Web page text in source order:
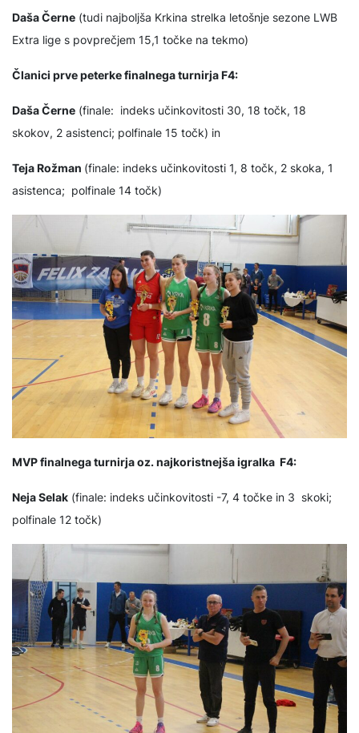
Daša Černe (tudi najboljša Krkina strelka letošnje sezone LWB
Extra lige s povprečjem 15,1 točke na tekmo)
Članici prve peterke finalnega turnirja F4:
Daša Černe (finale: indeks učinkovitosti 30, 18 točk, 18
skokov, 2 asistenci; polfinale 15 točk) in
Teja Rožman (finale: indeks učinkovitosti 1, 8 točk, 2 skoka, 1
asistenca; polfinale 14 točk)
MVP finalnega turnirja oz. najkoristnejša igralka F4:
Neja Selak (finale: indeks učinkovitosti -7, 4 točke in 3 skoki;
polfinale 12 točk)